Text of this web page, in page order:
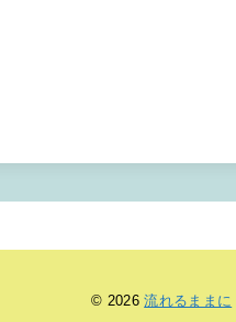
© 2026流れるままに